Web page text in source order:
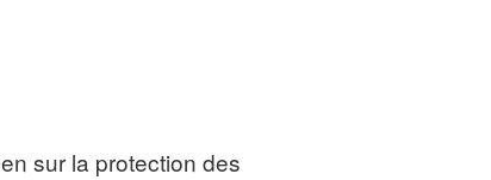
sur la protection des